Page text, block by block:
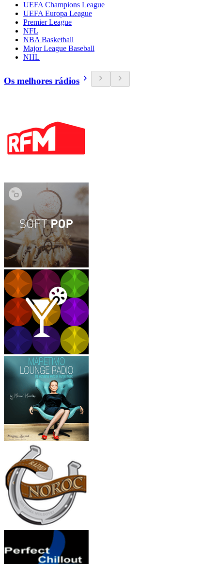
UEFA Champions League
UEFA Europa League
Premier League
NFL
NBA Basketball
Major League Baseball
NHL
Os melhores rádios